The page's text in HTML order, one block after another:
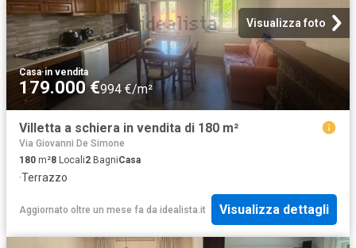
Visualizza foto
Casa·in vendita
179.000 €994 €/m²
Villetta a schiera in vendita di 180 m²
Via Giovanni De Simone
180 m²8 Locali2 BagniCasa
·Terrazzo
Aggiornato oltre un mese fa da idealista.it Visualizza dettagli